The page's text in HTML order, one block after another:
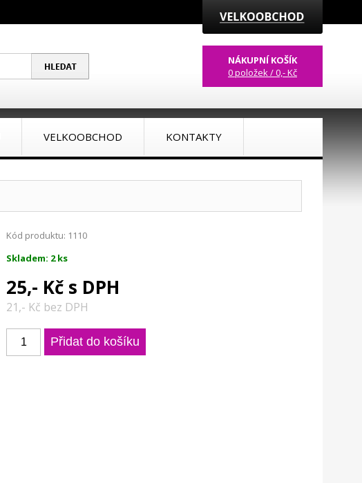
NÁKUPNÍ KOŠÍK
0 položek / 0,- Kč
VELKOOBCHOD KONTAKTY
Kód produktu: 1110
Skladem: 2 ks
25,- Kč s DPH
21,- Kč bez DPH